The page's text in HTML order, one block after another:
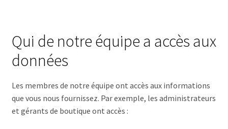
Qui de notre équipe a accès aux
données
Les membres de notre équipe ont accès aux informations
que vous nous fournissez. Par exemple, les administrateurs
et gérants de boutique ont accès :